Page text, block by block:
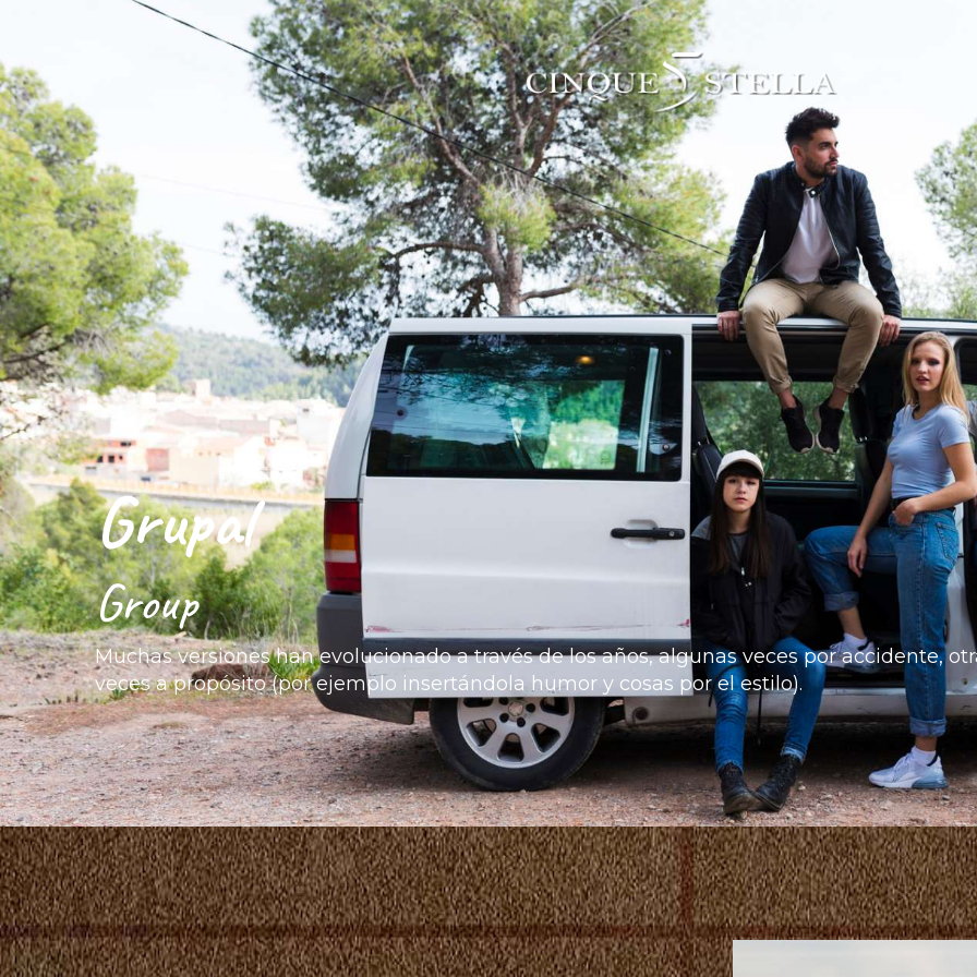
Grupal
Group
Muchas versiones han evolucionado a través de los años, algunas veces por accidente,
veces a propósito (por ejemplo insertándola humor y cosas por el estilo).